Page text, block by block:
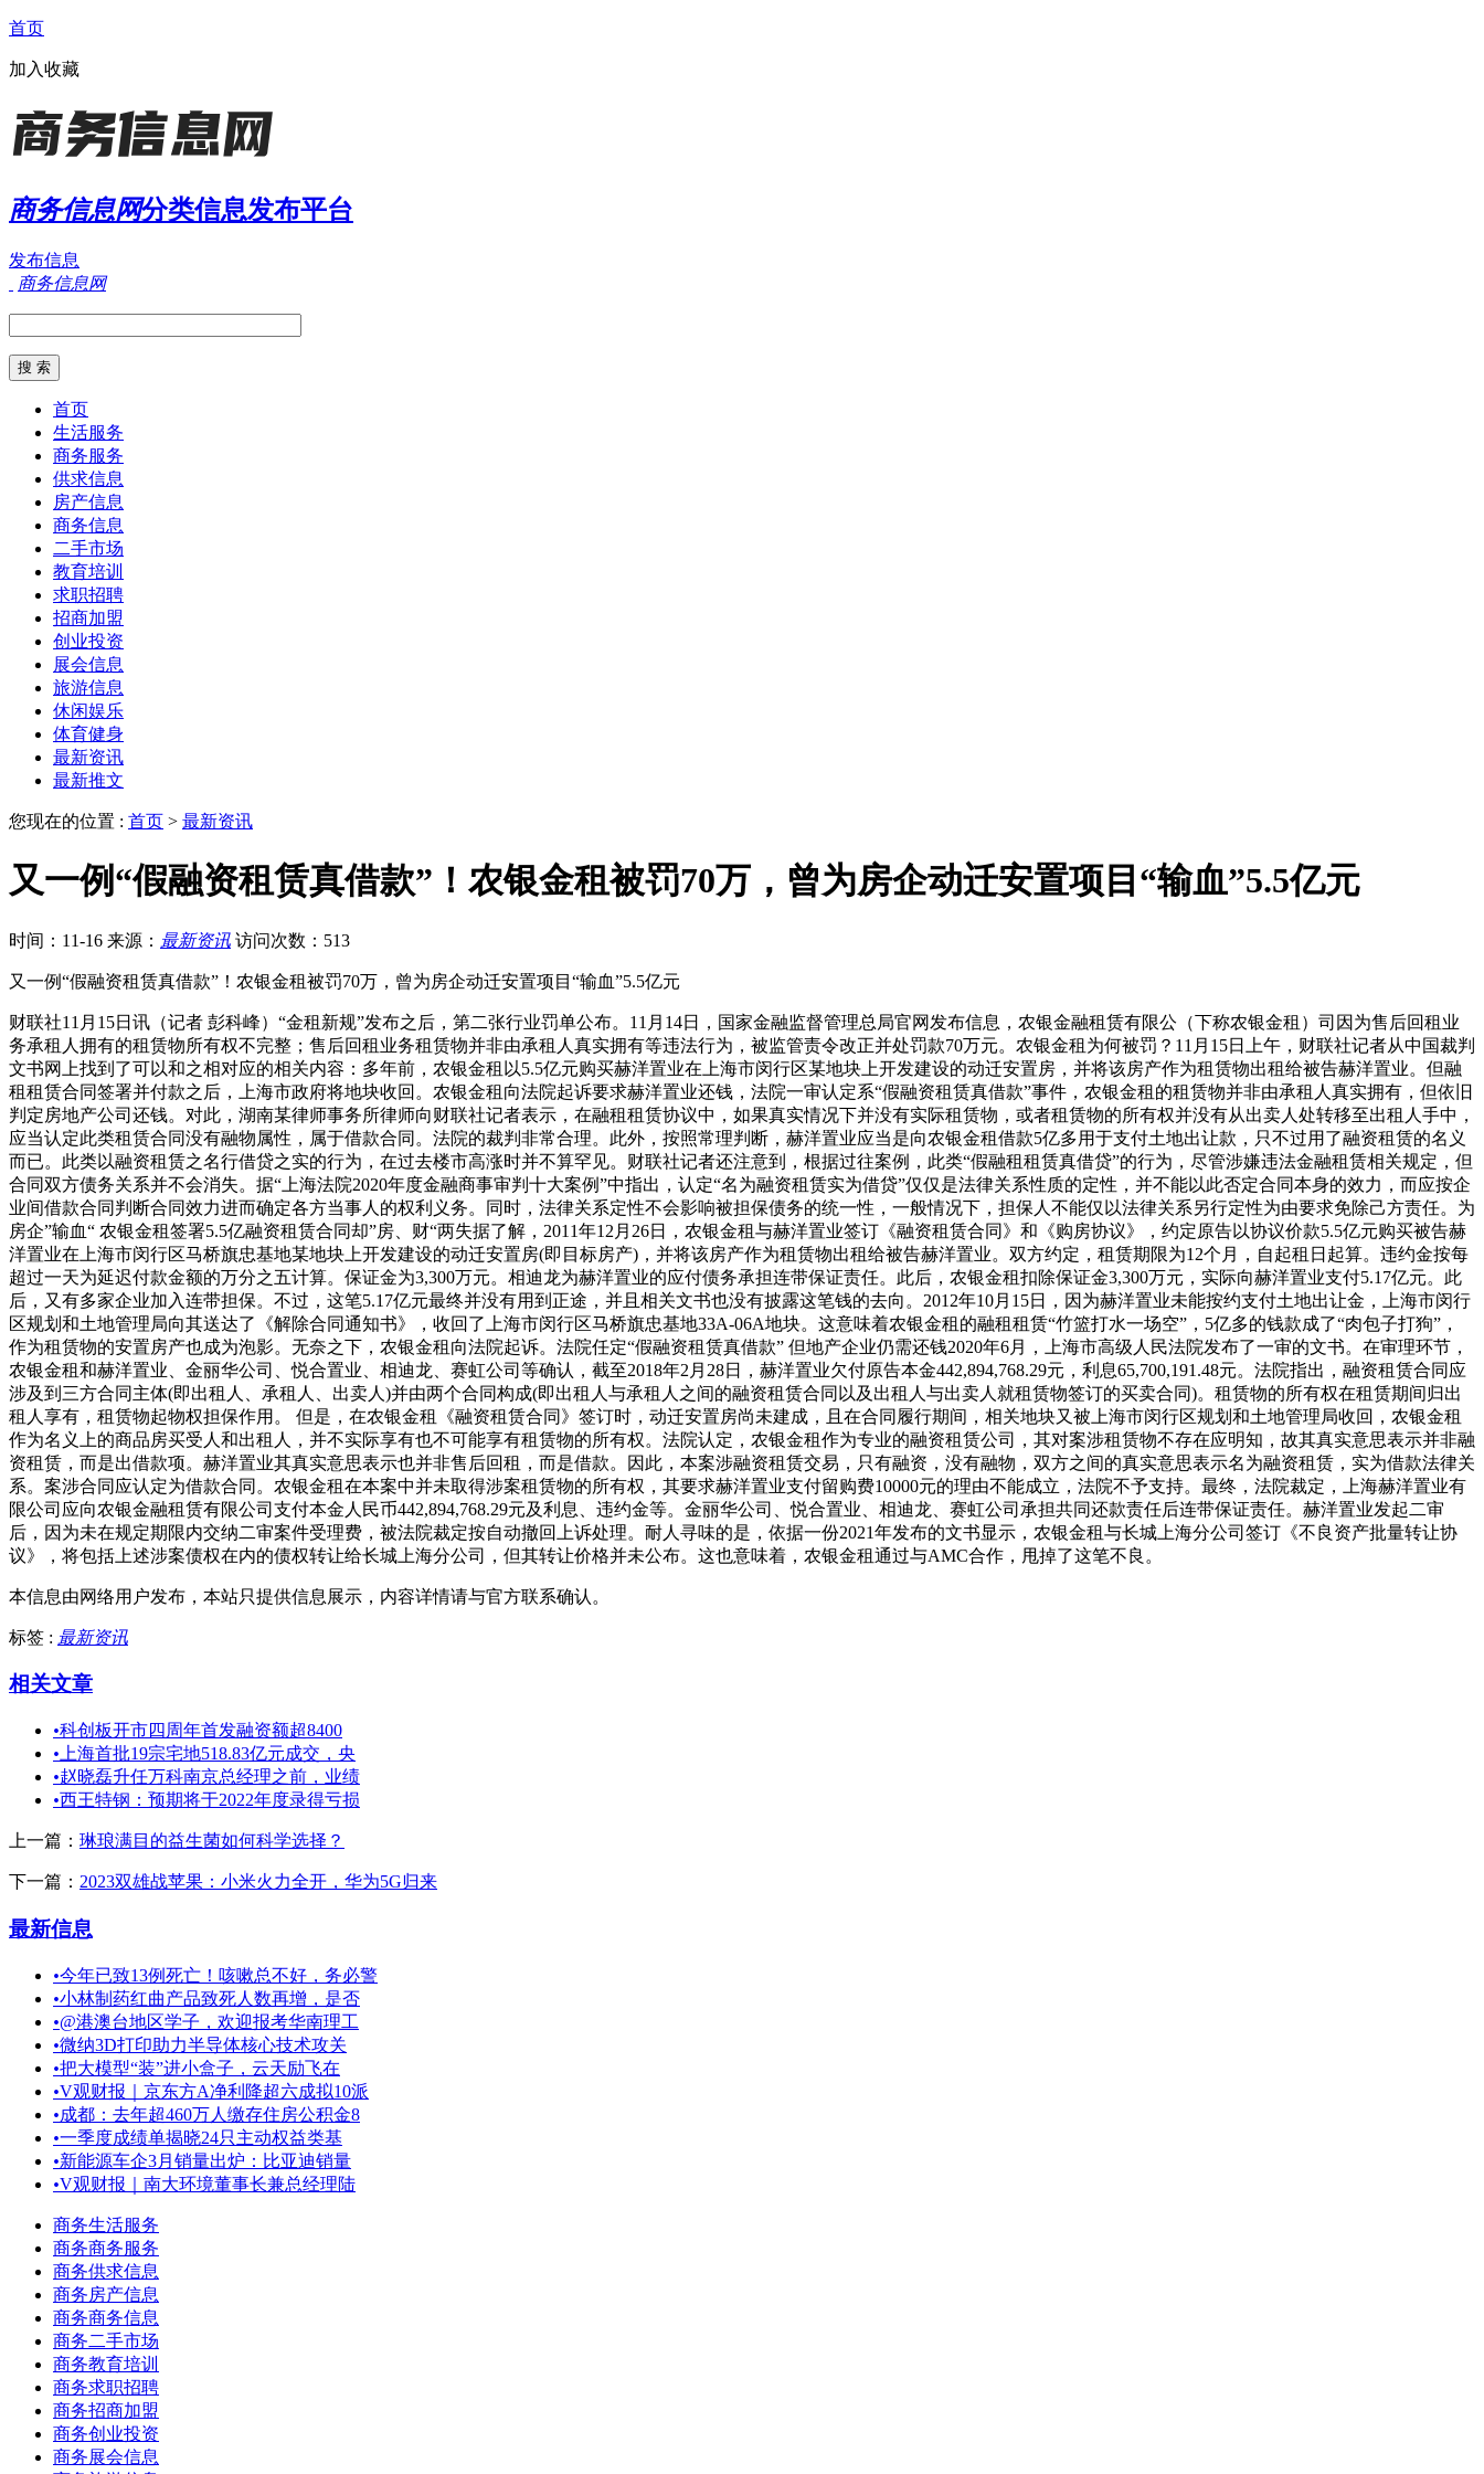
首页
加入收藏
商务信息网分类信息发布平台
发布信息
商务信息网
首页
生活服务
商务服务
供求信息
房产信息
商务信息
二手市场
教育培训
求职招聘
招商加盟
创业投资
展会信息
旅游信息
休闲娱乐
体育健身
最新资讯
最新推文
您现在的位置 : 首页 > 最新资讯
又一例“假融资租赁真借款”！农银金租被罚70万，曾为房企动迁安置项目“输血”5.5亿元
时间：11-16 来源： 最新资讯 访问次数：513
又一例“假融资租赁真借款”！农银金租被罚70万，曾为房企动迁安置项目“输血”5.5亿元
财联社11月15日讯（记者 彭科峰）“金租新规”发布之后，第二张行业罚单公布。11月14日，国家金融监督管理总局官网发布信息，农银金融租赁有限公（下称农银金租）司因为售后回租业
务承租人拥有的租赁物所有权不完整；售后回租业务租赁物并非由承租人真实拥有等违法行为，被监管责令改正并处罚款70万元。农银金租为何被罚？11月15日上午，财联社记者从中国裁判
文书网上找到了可以和之相对应的相关内容：多年前，农银金租以5.5亿元购买赫洋置业在上海市闵行区某地块上开发建设的动迁安置房，并将该房产作为租赁物出租给被告赫洋置业。但融
租租赁合同签署并付款之后，上海市政府将地块收回。农银金租向法院起诉要求赫洋置业还钱，法院一审认定系“假融资租赁真借款”事件，农银金租的租赁物并非由承租人真实拥有，但依旧
判定房地产公司还钱。对此，湖南某律师事务所律师向财联社记者表示，在融租租赁协议中，如果真实情况下并没有实际租赁物，或者租赁物的所有权并没有从出卖人处转移至出租人手中，
应当认定此类租赁合同没有融物属性，属于借款合同。法院的裁判非常合理。此外，按照常理判断，赫洋置业应当是向农银金租借款5亿多用于支付土地出让款，只不过用了融资租赁的名义
而已。此类以融资租赁之名行借贷之实的行为，在过去楼市高涨时并不算罕见。财联社记者还注意到，根据过往案例，此类“假融租租赁真借贷”的行为，尽管涉嫌违法金融租赁相关规定，但
合同双方债务关系并不会消失。据“上海法院2020年度金融商事审判十大案例”中指出，认定“名为融资租赁实为借贷”仅仅是法律关系性质的定性，并不能以此否定合同本身的效力，而应按企
业间借款合同判断合同效力进而确定各方当事人的权利义务。同时，法律关系定性不会影响被担保债务的统一性，一般情况下，担保人不能仅以法律关系另行定性为由要求免除己方责任。为
房企”输血“ 农银金租签署5.5亿融资租赁合同却”房、财“两失据了解，2011年12月26日，农银金租与赫洋置业签订《融资租赁合同》和《购房协议》，约定原告以协议价款5.5亿元购买被告赫
洋置业在上海市闵行区马桥旗忠基地某地块上开发建设的动迁安置房(即目标房产)，并将该房产作为租赁物出租给被告赫洋置业。双方约定，租赁期限为12个月，自起租日起算。违约金按每
超过一天为延迟付款金额的万分之五计算。保证金为3,300万元。相迪龙为赫洋置业的应付债务承担连带保证责任。此后，农银金租扣除保证金3,300万元，实际向赫洋置业支付5.17亿元。此
后，又有多家企业加入连带担保。不过，这笔5.17亿元最终并没有用到正途，并且相关文书也没有披露这笔钱的去向。2012年10月15日，因为赫洋置业未能按约支付土地出让金，上海市闵行
区规划和土地管理局向其送达了《解除合同通知书》，收回了上海市闵行区马桥旗忠基地33A-06A地块。这意味着农银金租的融租租赁“竹篮打水一场空”，5亿多的钱款成了“肉包子打狗”，
作为租赁物的安置房产也成为泡影。无奈之下，农银金租向法院起诉。法院任定“假融资租赁真借款” 但地产企业仍需还钱2020年6月，上海市高级人民法院发布了一审的文书。在审理环节，
农银金租和赫洋置业、金丽华公司、悦合置业、相迪龙、赛虹公司等确认，截至2018年2月28日，赫洋置业欠付原告本金442,894,768.29元，利息65,700,191.48元。法院指出，融资租赁合同应
涉及到三方合同主体(即出租人、承租人、出卖人)并由两个合同构成(即出租人与承租人之间的融资租赁合同以及出租人与出卖人就租赁物签订的买卖合同)。租赁物的所有权在租赁期间归出
租人享有，租赁物起物权担保作用。 但是，在农银金租《融资租赁合同》签订时，动迁安置房尚未建成，且在合同履行期间，相关地块又被上海市闵行区规划和土地管理局收回，农银金租
作为名义上的商品房买受人和出租人，并不实际享有也不可能享有租赁物的所有权。法院认定，农银金租作为专业的融资租赁公司，其对案涉租赁物不存在应明知，故其真实意思表示并非融
资租赁，而是出借款项。赫洋置业其真实意思表示也并非售后回租，而是借款。因此，本案涉融资租赁交易，只有融资，没有融物，双方之间的真实意思表示名为融资租赁，实为借款法律关
系。案涉合同应认定为借款合同。农银金租在本案中并未取得涉案租赁物的所有权，其要求赫洋置业支付留购费10000元的理由不能成立，法院不予支持。最终，法院裁定，上海赫洋置业有
限公司应向农银金融租赁有限公司支付本金人民币442,894,768.29元及利息、违约金等。金丽华公司、悦合置业、相迪龙、赛虹公司承担共同还款责任后连带保证责任。赫洋置业发起二审
后，因为未在规定期限内交纳二审案件受理费，被法院裁定按自动撤回上诉处理。耐人寻味的是，依据一份2021年发布的文书显示，农银金租与长城上海分公司签订《不良资产批量转让协
议》，将包括上述涉案债权在内的债权转让给长城上海分公司，但其转让价格并未公布。这也意味着，农银金租通过与AMC合作，甩掉了这笔不良。
本信息由网络用户发布， 本站只提供信息展示，内容详情请与官方联系确认。
标签 : 最新资讯
相关文章
•科创板开市四周年首发融资额超8400
• 上海首批19宗宅地518.83亿元成交，央
•赵晓磊升任万科南京总经理之前，业绩
•西王特钢：预期将于2022年度录得亏损
上一篇： 琳琅满目的益生菌如何科学选择？
下一篇： 2023双雄战苹果：小米火力全开，华为5G归来
最新信息
•今年已致13例死亡！咳嗽总不好，务必警
•小林制药红曲产品致死人数再增，是否
•@港澳台地区学子，欢迎报考华南理工
•微纳3D打印助力半导体核心技术攻关
•把大模型“装”进小盒子，云天励飞在
•V观财报｜京东方A净利降超六成拟10派
•成都：去年超460万人缴存住房公积金8
•一季度成绩单揭晓24只主动权益类基
•新能源车企3月销量出炉：比亚迪销量
•V观财报｜南大环境董事长兼总经理陆
商务生活服务
商务商务服务
商务供求信息
商务房产信息
商务商务信息
商务二手市场
商务教育培训
商务求职招聘
商务招商加盟
商务创业投资
商务展会信息